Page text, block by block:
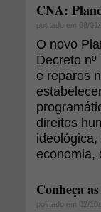
CNA:
postado em 08/
O novo
Decreto
e reparos
direitos
economia,
Conheça
postado em 02/